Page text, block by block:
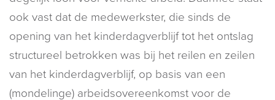
ook vast dat de medewerkster, die sinds de
opening van het kinderdagverblijf tot het ontslag
structureel betrokken was bij het reilen en zeilen
van het kinderdagverblijf, op basis van een
(mondelinge) arbeidsovereenkomst voor de